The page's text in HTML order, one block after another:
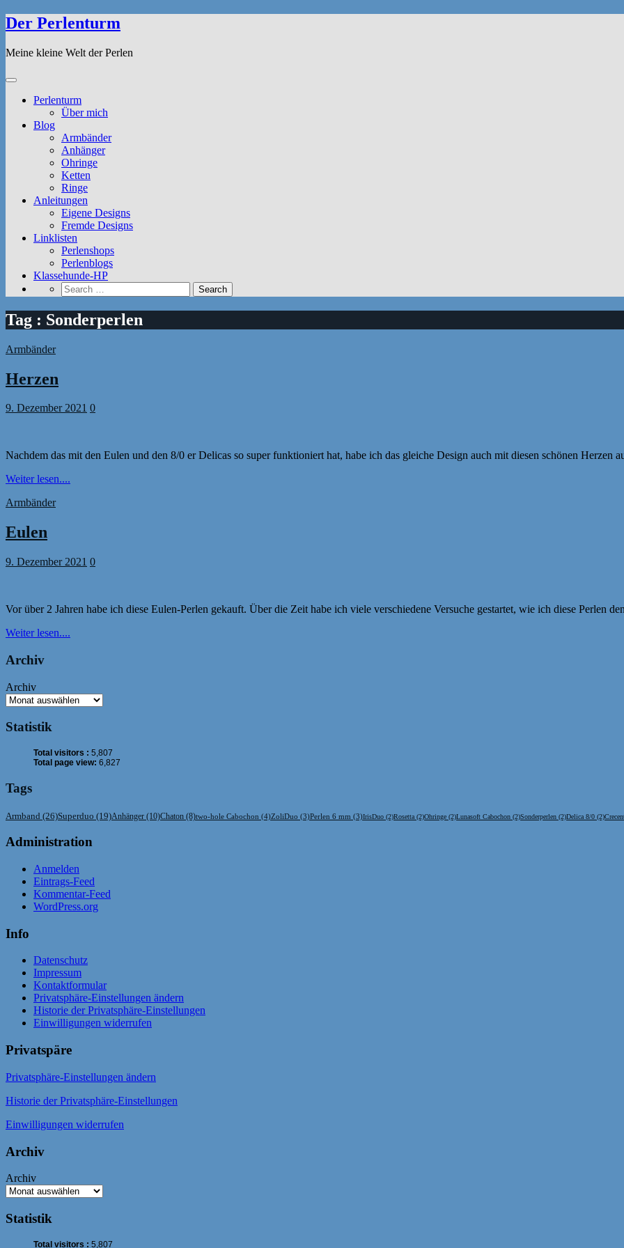
Der Perlenturm
Meine kleine Welt der Perlen
Perlenturm
Über mich
Blog
Armbänder
Anhänger
Ohringe
Ketten
Ringe
Anleitungen
Eigene Designs
Fremde Designs
Linklisten
Perlenshops
Perlenblogs
Klassehunde-HP
Tag : Sonderperlen
Armbänder
Herzen
9. Dezember 2021 0
Nachdem das mit den Eulen und den 8/0 er Delicas so super funktioniert hat, habe ich das gleiche Design auch mit diesen schönen Herzen
Weiter lesen....
Armbänder
Eulen
9. Dezember 2021 0
Vor über 2 Jahren habe ich diese Eulen-Perlen gekauft. Über die Zeit habe ich viele verschiedene Versuche gestartet, wie ich diese Perlen
Weiter lesen....
Archiv
Archiv
Statistik
Total visitors : 5,807
Total page view: 6,827
Tags
Armband (26)Superduo (19)Anhänger (10)Chaton (8)two-hole Cabochon (4)ZoliDuo (3)Perlen 6 mm (3)IrisDuo (2)Rosetta (2)Ohringe (2)Lunasoft Cabochon (2)Sonderperlen (2)Delica 8/0 (2)
Administration
Anmelden
Eintrags-Feed
Kommentar-Feed
WordPress.org
Info
Datenschutz
Impressum
Kontaktformular
Privatsphäre-Einstellungen ändern
Historie der Privatsphäre-Einstellungen
Einwilligungen widerrufen
Privatspäre
Privatsphäre-Einstellungen ändern
Historie der Privatsphäre-Einstellungen
Einwilligungen widerrufen
Archiv
Archiv
Statistik
Total visitors : 5,807